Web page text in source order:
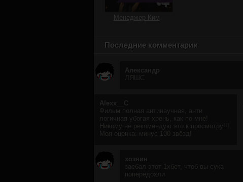
Менеджер Ким
Последние комментарии
Александр
ЛЯШС
Alexx__C
Фильм полная антинаучная, анти
логичная убогая хрень, как по мне!
Никому не рекомендую это к просмотру!!!
Моя оценка: минус 100 звёзд!
хозяин
заебал этот 1хбет, чтоб вы сука
попередохли